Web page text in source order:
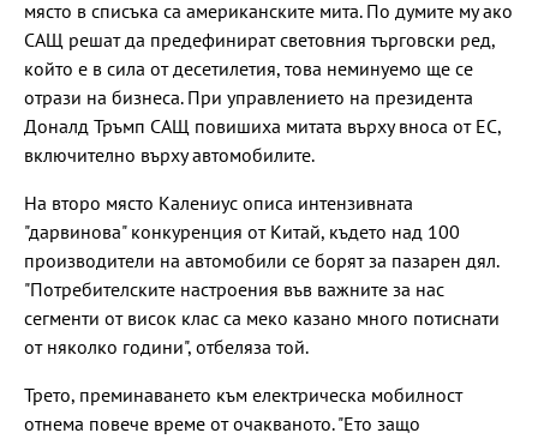
място в списъка са американските мита. По думите му ако
САЩ решат да предефинират световния търговски ред,
който е в сила от десетилетия, това неминуемо ще се
отрази на бизнеса. При управлението на президента
Доналд Тръмп САЩ повишиха митата върху вноса от ЕС,
включително върху автомобилите.
На второ място Калениус описа интензивната
"дарвинова" конкуренция от Китай, където над 100
производители на автомобили се борят за пазарен дял.
"Потребителските настроения във важните за нас
сегменти от висок клас са меко казано много потиснати
от няколко години", отбеляза той.
Трето, преминаването към електрическа мобилност
отнема повече време от очакваното. "Ето защо